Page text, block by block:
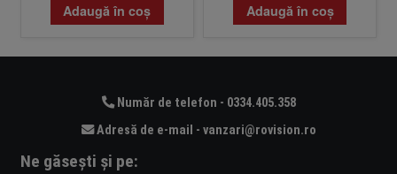
Adaugă în coș Adaugă în coș
Număr de telefon - 0334.405.358
Adresă de e-mail - vanzari@rovision.ro
Ne găsești și pe: